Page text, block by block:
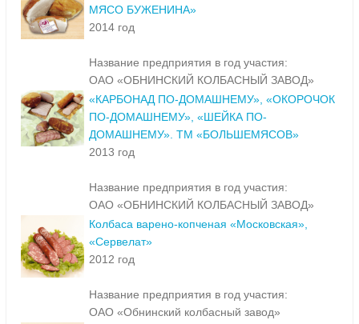
МЯСО БУЖЕНИНА»
2014 год
Название предприятия в год участия:
ОАО «ОБНИНСКИЙ КОЛБАСНЫЙ ЗАВОД»
«КАРБОНАД ПО-ДОМАШНЕМУ», «ОКОРОЧОК
ПО-ДОМАШНЕМУ», «ШЕЙКА ПО-
ДОМАШНЕМУ». ТМ «БОЛЬШЕМЯСОВ»
2013 год
Название предприятия в год участия:
ОАО «ОБНИНСКИЙ КОЛБАСНЫЙ ЗАВОД»
Колбаса варено-копченая «Московская»,
«Сервелат»
2012 год
Название предприятия в год участия:
ОАО «Обнинский колбасный завод»